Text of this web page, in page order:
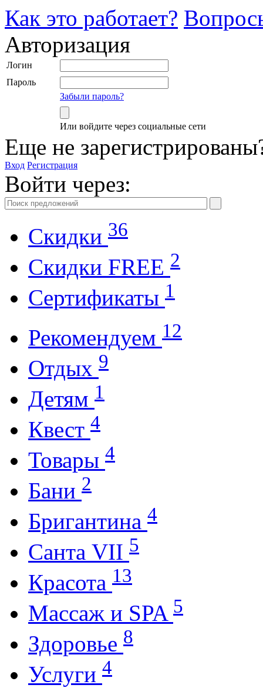
Как это работает?
Авторизация
Логин
Пароль
Забыли пароль?
Или войдите через социальные сети
Еще не
Вход Регистрация
Войти через:
Скидки 36
Cкидки FREE 2
Cертификаты 1
Рекомендуем 12
Отдых 9
Детям 1
Квест 4
Товары 4
Бани 2
Бригантина 4
Санта VII 5
Красота 13
Массаж и SPA 5
Здоровье 8
Услуги 4